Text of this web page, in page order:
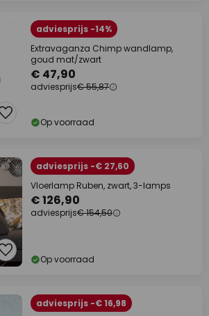
adviesprijs -14%
Extravaganza Chimp wandlamp,
goud mat/zwart
€ 47,90
adviesprijs€ 55,87
Op voorraad
adviesprijs -€ 27,60
Vloerlamp Ruben, zwart, 3-lamps
€ 126,90
adviesprijs€ 154,50
Op voorraad
adviesprijs -€ 16,98